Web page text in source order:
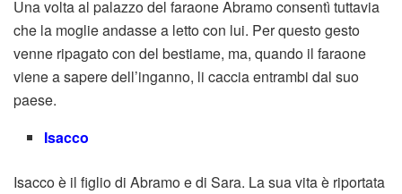
Una volta al palazzo del faraone Abramo consentì tuttavia
che la moglie andasse a letto con lui. Per questo gesto
venne ripagato con del bestiame, ma, quando il faraone
viene a sapere dell’inganno, li caccia entrambi dal suo
paese.
Isacco
Isacco è il figlio di Abramo e di Sara. La sua vita è riportata